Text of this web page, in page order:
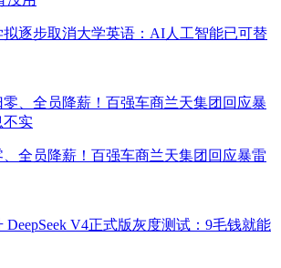
逐步取消大学英语：AI人工智能已可替
全员降薪！百强车商兰天集团回应暴雷